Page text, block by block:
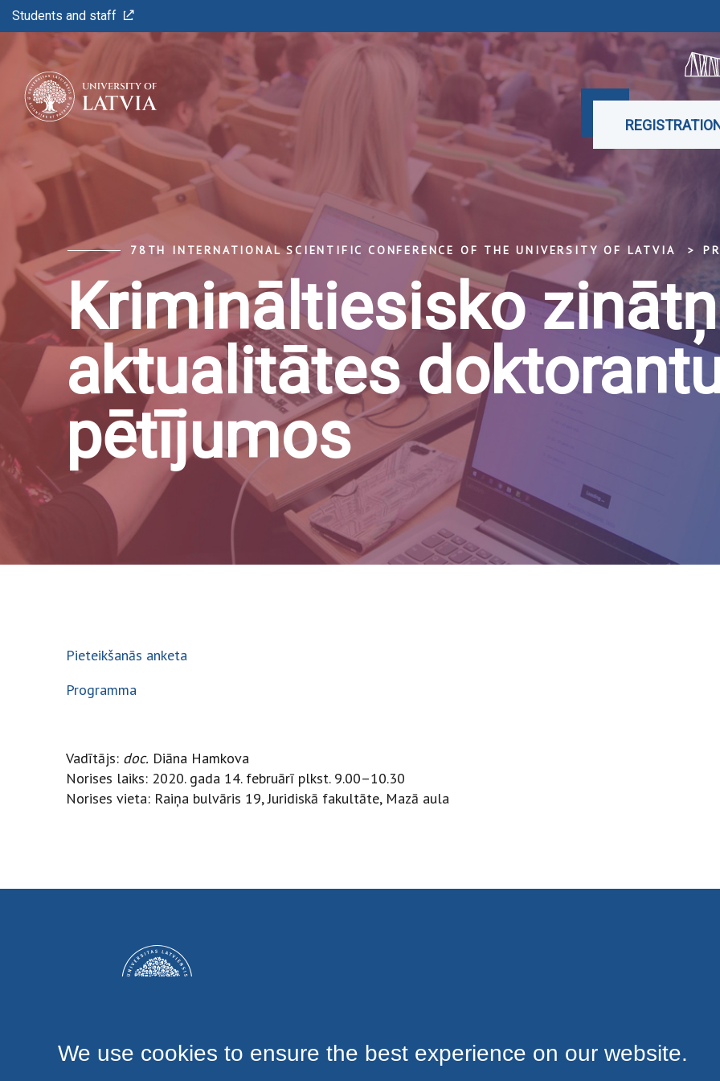
Students and staff
78TH INTERNATIONAL SCIENTIFIC CONFERENCE OF THE UNIVERSITY OF LATVIA
Krimināltiesisko
aktualitātes
pētījumos
Pieteikšanās anketa
Programma
Vadītājs: doc. Diāna Hamkova
Norises laiks: 2020. gada 14. februārī plkst. 9.00–10.30
Norises vieta: Raiņa bulvāris 19, Juridiskā fakultāte, Mazā aula
We use cookies to ensure the best experience on our website.